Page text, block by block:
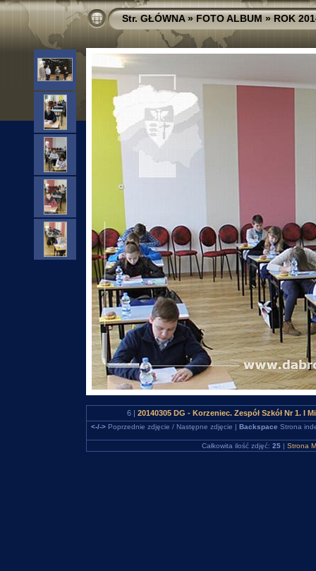
Str. GŁÓWNA»FOTO ALBUM»ROK
6 | 20140305 DG - Korzeniec. Zespół Szkół Nr 1. I
<-/->Poprzednie zdjęcie / Następne zdjęcie | Backspace Strona
Całkowita ilość zdjęć: 25 | Strona